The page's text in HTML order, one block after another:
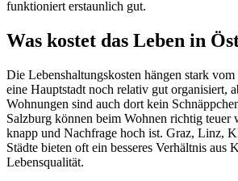
funktioniert erstaunlich gut.
Was kostet das Leben in
Die Lebenshaltungskosten hängen stark
eine Hauptstadt noch relativ gut organisiert,
Wohnungen sind auch dort kein
Salzburg können beim Wohnen richtig teuer
knapp und Nachfrage hoch ist. Graz, Linz,
Städte bieten oft ein besseres Verhältnis aus
Lebensqualität.